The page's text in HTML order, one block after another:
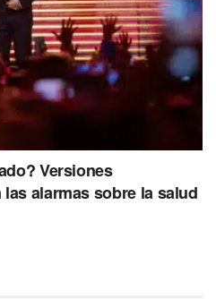
Versiones
alarmas sobre la salud